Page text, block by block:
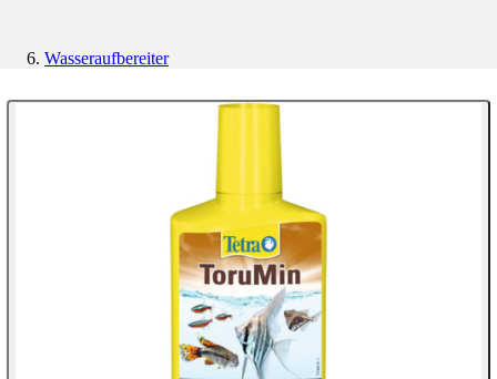
Wasseraufbereiter